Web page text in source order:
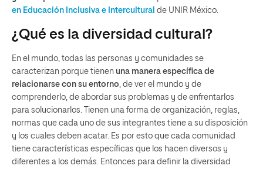
en Educación Inclusiva e Intercultural de UNIR México.
¿Qué es la diversidad cultural?
En el mundo, todas las personas y comunidades se
caracterizan porque tienen una manera específica de
relacionarse con su entorno , de ver el mundo y de
comprenderlo, de abordar sus problemas y de enfrentarlos
para solucionarlos. Tienen una forma de organización, reglas,
normas que cada uno de sus integrantes tiene a su disposición
y los cuales deben acatar. Es por esto que cada comunidad
tiene características específicas que los hacen diversos y
diferentes a los demás. Entonces para definir la diversidad